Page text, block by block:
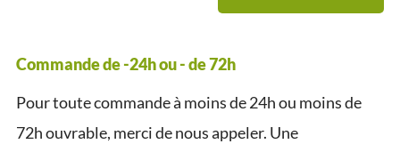
Commande de -24h ou - de 72h
Pour toute commande à moins de 24h ou moins de
72h ouvrable, merci de nous appeler. Une